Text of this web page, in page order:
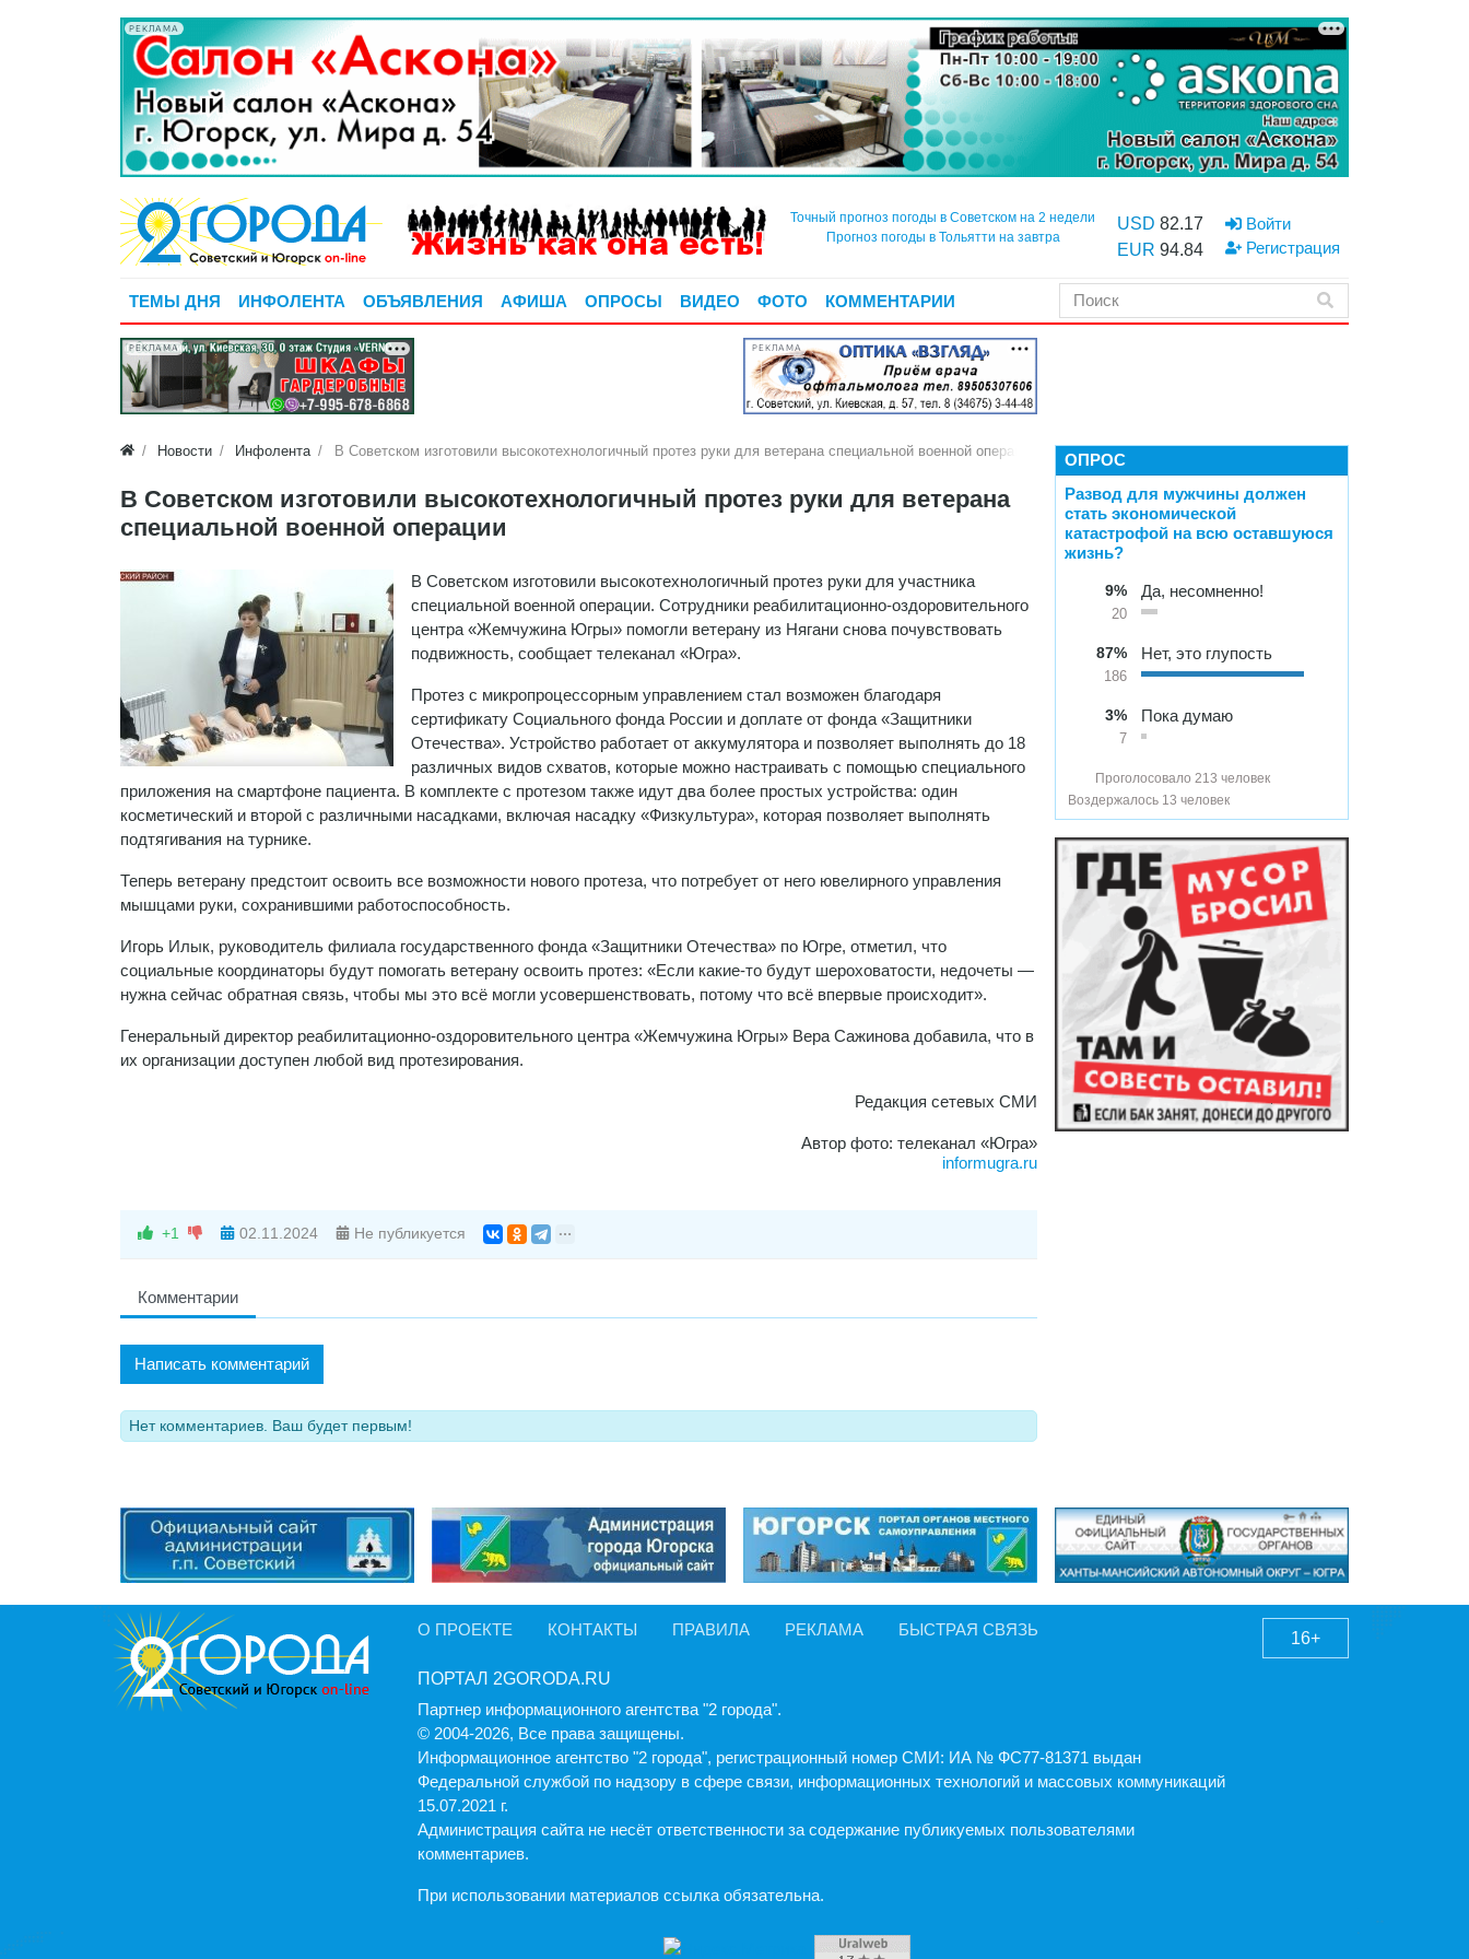
РЕКЛАМА
Точный прогноз погоды в Советском на 2 недели
Прогноз погоды в Тольятти на завтра
USD 82.17
EUR 94.84
Войти
Регистрация
ТЕМЫ ДНЯ ИНФОЛЕНТА ОБЪЯВЛЕНИЯ АФИША ОПРОСЫ ВИДЕО ФОТО КОММЕНТАРИИ
РЕКЛАМА РЕКЛАМА
Новости Инфолента В Советском изготовили высокотехнологичный протез руки для ветерана специальной военной операции
В Советском изготовили высокотехнологичный протез руки для ветерана
специальной военной операции
В Советском изготовили высокотехнологичный протез руки для участника
специальной военной операции. Сотрудники реабилитационно-оздоровительного
центра «Жемчужина Югры» помогли ветерану из Нягани снова почувствовать
подвижность, сообщает телеканал «Югра».
Протез с микропроцессорным управлением стал возможен благодаря
сертификату Социального фонда России и доплате от фонда «Защитники
Отечества». Устройство работает от аккумулятора и позволяет выполнять до 18
различных видов схватов, которые можно настраивать с помощью специального
приложения на смартфоне пациента. В комплекте с протезом также идут два более простых устройства: один
косметический и второй с различными насадками, включая насадку «Физкультура», которая позволяет выполнять
подтягивания на турнике.
Теперь ветерану предстоит освоить все возможности нового протеза, что потребует от него ювелирного управления
мышцами руки, сохранившими работоспособность.
Игорь Илык, руководитель филиала государственного фонда «Защитники Отечества» по Югре, отметил, что
социальные координаторы будут помогать ветерану освоить протез: «Если какие-то будут шероховатости, недочеты —
нужна сейчас обратная связь, чтобы мы это всё могли усовершенствовать, потому что всё впервые происходит».
Генеральный директор реабилитационно-оздоровительного центра «Жемчужина Югры» Вера Сажинова добавила, что в
их организации доступен любой вид протезирования.
Редакция сетевых СМИ
Автор фото: телеканал «Югра»
informugra.ru
+1 02.11.2024 Не публикуется
Комментарии
Написать комментарий
Нет комментариев. Ваш будет первым!
ОПРОС
Развод для мужчины должен
стать экономической
катастрофой на всю оставшуюся
жизнь?
9%
20
Да, несомненно!
87%
186
Нет, это глупость
3%
7
Пока думаю
Проголосовало 213 человек
Воздержалось 13 человек
О ПРОЕКТЕ КОНТАКТЫ ПРАВИЛА РЕКЛАМА БЫСТРАЯ СВЯЗЬ
ПОРТАЛ 2GORODA.RU
Партнер информационного агентства "2 города".
© 2004-2026, Все права защищены.
Информационное агентство "2 города", регистрационный номер СМИ: ИА № ФС77-81371 выдан
Федеральной службой по надзору в сфере связи, информационных технологий и массовых коммуникаций
15.07.2021 г.
Администрация cайта не несёт ответственности за содержание публикуемых пользователями
комментариев.
При использовании материалов ссылка обязательна.
16+